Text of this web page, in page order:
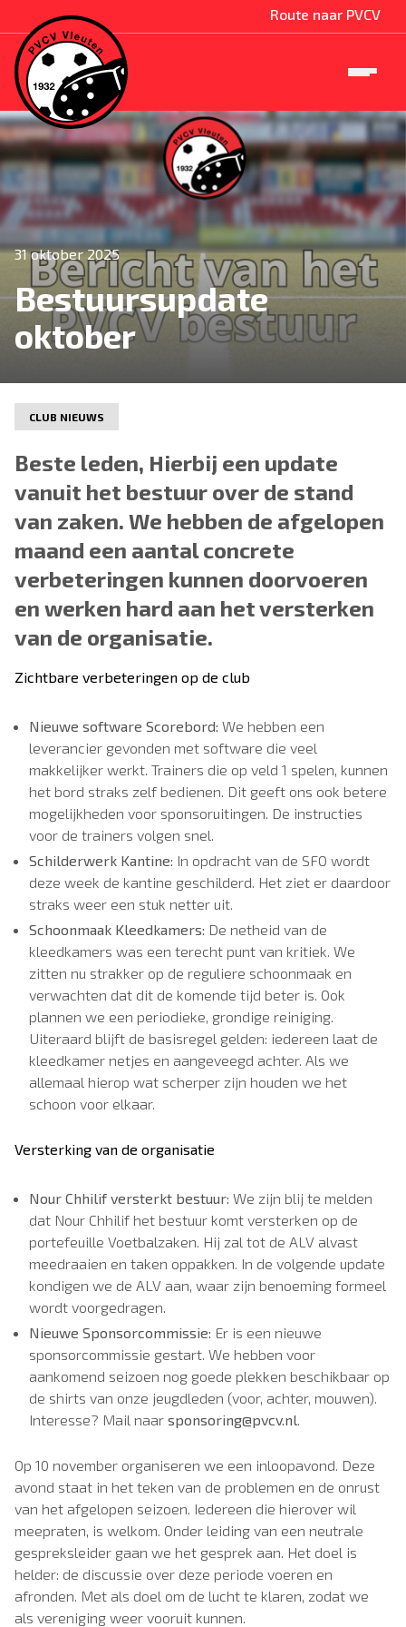
Route naar PVCV
31 oktober 2025
Bestuursupdate
oktober
CLUB NIEUWS
Beste leden, Hierbij een update
vanuit het bestuur over de stand
van zaken. We hebben de afgelopen
maand een aantal concrete
verbeteringen kunnen doorvoeren
en werken hard aan het versterken
van de organisatie.
Zichtbare verbeteringen op de club
Nieuwe software Scorebord: We hebben een
leverancier gevonden met software die veel
makkelijker werkt. Trainers die op veld 1 spelen, kunnen
het bord straks zelf bedienen. Dit geeft ons ook betere
mogelijkheden voor sponsoruitingen. De instructies
voor de trainers volgen snel.
Schilderwerk Kantine: In opdracht van de SFO wordt
deze week de kantine geschilderd. Het ziet er daardoor
straks weer een stuk netter uit.
Schoonmaak Kleedkamers: De netheid van de
kleedkamers was een terecht punt van kritiek. We
zitten nu strakker op de reguliere schoonmaak en
verwachten dat dit de komende tijd beter is. Ook
plannen we een periodieke, grondige reiniging.
Uiteraard blijft de basisregel gelden: iedereen laat de
kleedkamer netjes en aangeveegd achter. Als we
allemaal hierop wat scherper zijn houden we het
schoon voor elkaar.
Versterking van de organisatie
Nour Chhilif versterkt bestuur: We zijn blij te melden
dat Nour Chhilif het bestuur komt versterken op de
portefeuille Voetbalzaken. Hij zal tot de ALV alvast
meedraaien en taken oppakken. In de volgende update
kondigen we de ALV aan, waar zijn benoeming formeel
wordt voorgedragen.
Nieuwe Sponsorcommissie: Er is een nieuwe
sponsorcommissie gestart. We hebben voor
aankomend seizoen nog goede plekken beschikbaar op
de shirts van onze jeugdleden (voor, achter, mouwen).
Interesse? Mail naar sponsoring@pvcv.nl.
Op 10 november organiseren we een inloopavond. Deze
avond staat in het teken van de problemen en de onrust
van het afgelopen seizoen. Iedereen die hierover wil
meepraten, is welkom. Onder leiding van een neutrale
gespreksleider gaan we het gesprek aan. Het doel is
helder: de discussie over deze periode voeren en
afronden. Met als doel om de lucht te klaren, zodat we
als vereniging weer vooruit kunnen.